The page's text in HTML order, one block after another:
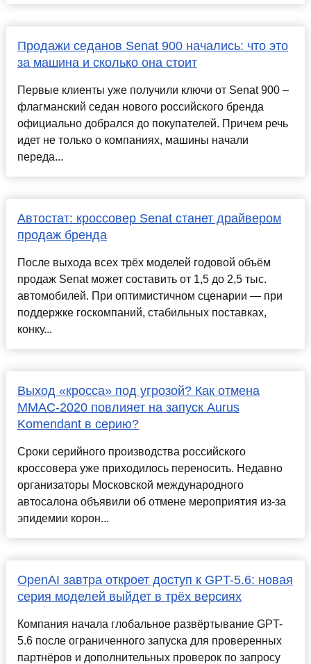
Продажи седанов Senat 900 начались: что это
за машина и сколько она стоит
Первые клиенты уже получили ключи от Senat 900 –
флагманский седан нового российского бренда
официально добрался до покупателей. Причем речь
идет не только о компаниях, машины начали
переда...
Автостат: кроссовер Senat станет драйвером
продаж бренда
После выхода всех трёх моделей годовой объём
продаж Senat может составить от 1,5 до 2,5 тыс.
автомобилей. При оптимистичном сценарии — при
поддержке госкомпаний, стабильных поставках,
конку...
Выход «кросса» под угрозой? Как отмена
ММАС-2020 повлияет на запуск Aurus
Komendant в серию?
Сроки серийного производства российского
кроссовера уже приходилось переносить. Недавно
организаторы Московской международного
автосалона объявили об отмене мероприятия из-за
эпидемии корон...
OpenAI завтра откроет доступ к GPT-5.6: новая
серия моделей выйдет в трёх версиях
Компания начала глобальное развёртывание GPT-
5.6 после ограниченного запуска для проверенных
партнёров и дополнительных проверок по запросу